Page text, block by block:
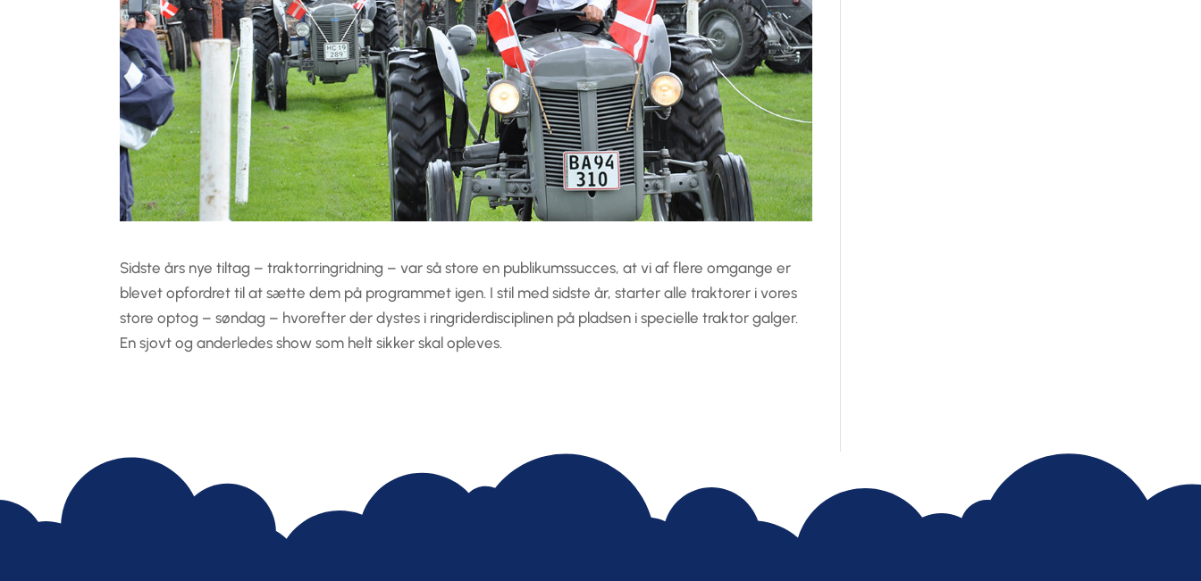
Sidste års nye tiltag – traktorringridning – var så store en publikumssucces, at vi af flere omgange er
blevet opfordret til at sætte dem på programmet igen. I stil med sidste år, starter alle traktorer i vores
store optog – søndag – hvorefter der dystes i ringriderdisciplinen på pladsen i specielle traktor galger.
En sjovt og anderledes show som helt sikker skal opleves.